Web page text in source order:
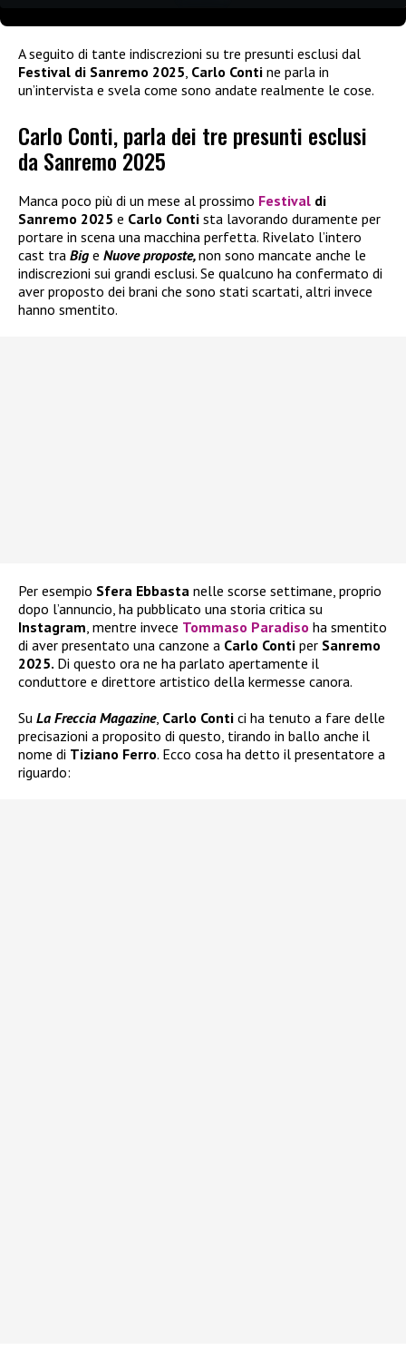
A seguito di tante indiscrezioni su tre presunti esclusi dal
Festival di Sanremo 2025 Carlo Conti ne parla in
un’intervista e svela come sono andate realmente le cose.
Carlo Conti, parla dei tre presunti esclusi
da Sanremo 2025
Manca poco più di un mese al prossimo Festival di
Sanremo 2025 e Carlo Conti sta lavorando duramente per
portare in scena una macchina perfetta. Rivelato l’intero
cast tra Big e Nuove proposte,non sono mancate anche le
indiscrezioni sui grandi esclusi. Se qualcuno ha confermato di
aver proposto dei brani che sono stati scartati, altri invece
hanno smentito.
Per esempio Sfera Ebbasta nelle scorse settimane, proprio
dopo l’annuncio, ha pubblicato una storia critica su
Instagram, mentre invece Tommaso Paradiso ha smentito
di aver presentato una canzone a Carlo Conti per Sanremo
2025. Di questo ora ne ha parlato apertamente il
conduttore e direttore artistico della kermesse canora.
Su La Freccia Magazine, Carlo Conti ci ha tenuto a fare delle
precisazioni a proposito di questo, tirando in ballo anche il
nome di Tiziano Ferro. Ecco cosa ha detto il presentatore a
riguardo: